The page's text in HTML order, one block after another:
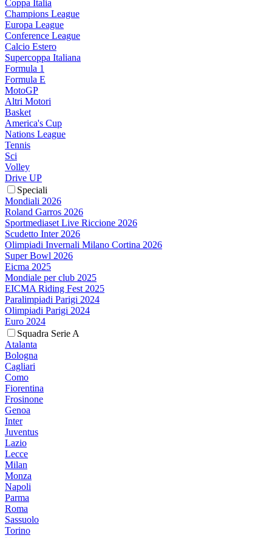
Coppa Italia
Champions League
Europa League
Conference League
Calcio Estero
Supercoppa Italiana
Formula 1
Formula E
MotoGP
Altri Motori
Basket
America's Cup
Nations League
Tennis
Sci
Volley
Drive UP
Speciali
Mondiali 2026
Roland Garros 2026
Sportmediaset Live Riccione 2026
Scudetto Inter 2026
Olimpiadi Invernali Milano Cortina 2026
Super Bowl 2026
Eicma 2025
Mondiale per club 2025
EICMA Riding Fest 2025
Paralimpiadi Parigi 2024
Olimpiadi Parigi 2024
Euro 2024
Squadra Serie A
Atalanta
Bologna
Cagliari
Como
Fiorentina
Frosinone
Genoa
Inter
Juventus
Lazio
Lecce
Milan
Monza
Napoli
Parma
Roma
Sassuolo
Torino